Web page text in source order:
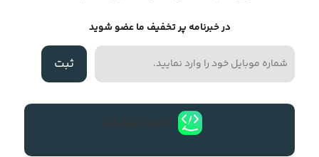
در خبرنامه پر تخفیف ما عضو شوید
ثبت